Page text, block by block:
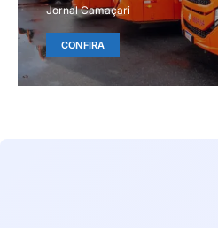
Jornal Camaçari
CONFIRA